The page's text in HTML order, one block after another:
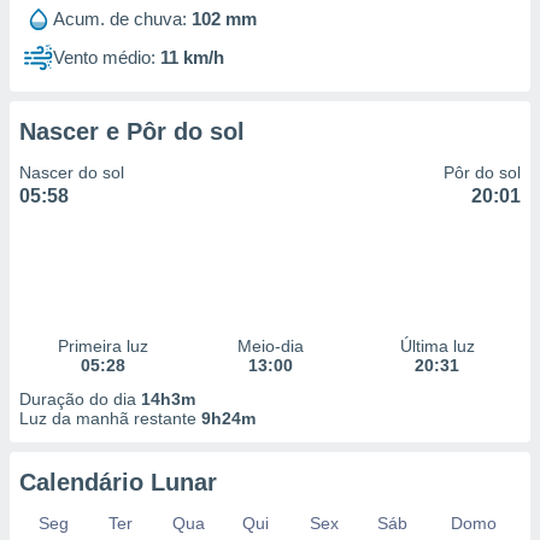
utilizar
criar
ou
de dados
e melhorar
dados
Acum. de chuva: 102 mm
Vento médio: 11 km/h
Nascer e Pôr do sol
Nascer do sol
05:58
Pôr do sol
20:01
Primeira luz
05:28
Meio-dia
13:00
Última luz
20:31
Duração do dia 14h3m
Luz da manhã restante 9h24m
Calendário Lunar
Seg Ter Qua Qui Sex Sáb
Domo